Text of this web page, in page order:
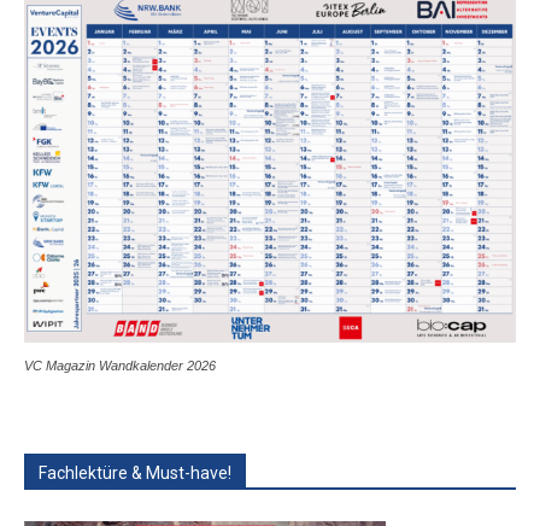
VC Magazin Wandkalender 2026
Fachlektüre & Must-have!